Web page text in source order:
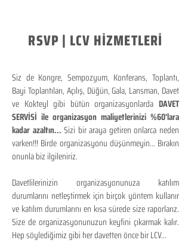
RSVP | LCV HİZMETLERİ
Siz de Kongre, Sempozyum, Konferans, Toplantı,
Bayi Toplantıları, Açılış, Düğün, Gala, Lansman, Davet
ve Kokteyl gibi bütün organizasyonlarda DAVET
SERVİSİ ile organizasyon maliyetlerinizi %60'lara
kadar azaltın...Sizi bir araya getiren onlarca neden
varken!!! Birde organizasyonu düşünmeyin... Bırakın
onunla biz ilgileniriz.
Davetlilerinizin organizasyonunuza katılım
durumlarını netleştirmek için birçok yöntem kullanır
ve katılım durumlarını en kısa sürede size raporlarız.
Size de organizasyonunuzun keyfini çıkarmak kalır.
Hep söylediğimiz gibi her davetten önce bir LCV...